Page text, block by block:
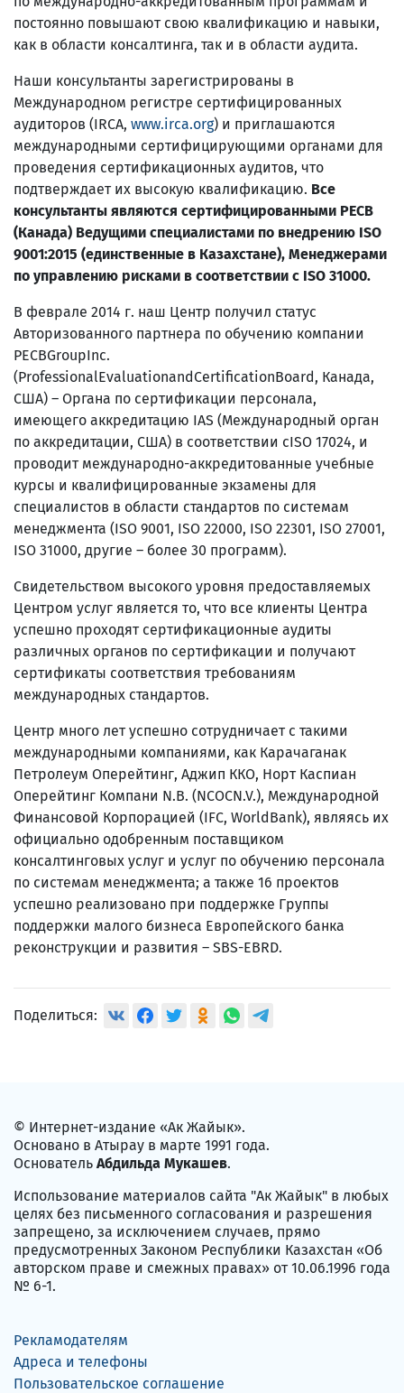
постоянно повышают свою квалификацию и навыки,
как в области консалтинга, так и в области аудита.
Наши консультанты зарегистрированы в
Международном регистре сертифицированных
аудиторов (IRCA, www.irca.org) и приглашаются
международными сертифицирующими органами для
проведения сертификационных аудитов, что
подтверждает их высокую квалификацию. Все
консультанты являются сертифицированными PECB
(Канада) Ведущими специалистами по внедрению ISO
9001:2015 (единственные в Казахстане), Менеджерами
по управлению рисками в соответствии с ISO 31000.
В феврале 2014 г. наш Центр получил статус
Авторизованного партнера по обучению компании
PECBGroupInc.
(ProfessionalEvaluationandCertificationBoard, Канада,
США) – Органа по сертификации персонала,
имеющего аккредитацию IAS (Международный орган
по аккредитации, США) в соответствии сISO 17024, и
проводит международно-аккредитованные учебные
курсы и квалифицированные экзамены для
специалистов в области стандартов по системам
менеджмента (ISO 9001, ISO 22000, ISO 22301, ISO 27001,
ISO 31000, другие – более 30 программ).
Свидетельством высокого уровня предоставляемых
Центром услуг является то, что все клиенты Центра
успешно проходят сертификационные аудиты
различных органов по сертификации и получают
сертификаты соответствия требованиям
международных стандартов.
Центр много лет успешно сотрудничает с такими
международными компаниями, как Карачаганак
Петролеум Оперейтинг, Аджип ККО, Норт Каспиан
Оперейтинг Компани N.B. (NCOCN.V.), Международной
Финансовой Корпорацией (IFC, WorldBank), являясь их
официально одобренным поставщиком
консалтинговых услуг и услуг по обучению персонала
по системам менеджмента; а также 16 проектов
успешно реализовано при поддержке Группы
поддержки малого бизнеса Европейского банка
реконструкции и развития – SBS-EBRD.
Поделиться:
© Интернет-издание «Ак Жайык».
Основано в Атырау в марте 1991 года.
Основатель Абдильда Мукашев.
Использование материалов сайта "Ак Жайык" в любых
целях без письменного согласования и разрешения
запрещено, за исключением случаев, прямо
предусмотренных Законом Республики Казахстан «Об
авторском праве и смежных правах» от 10.06.1996 года
№ 6-1.
Рекламодателям
Адреса и телефоны
Пользовательское соглашение